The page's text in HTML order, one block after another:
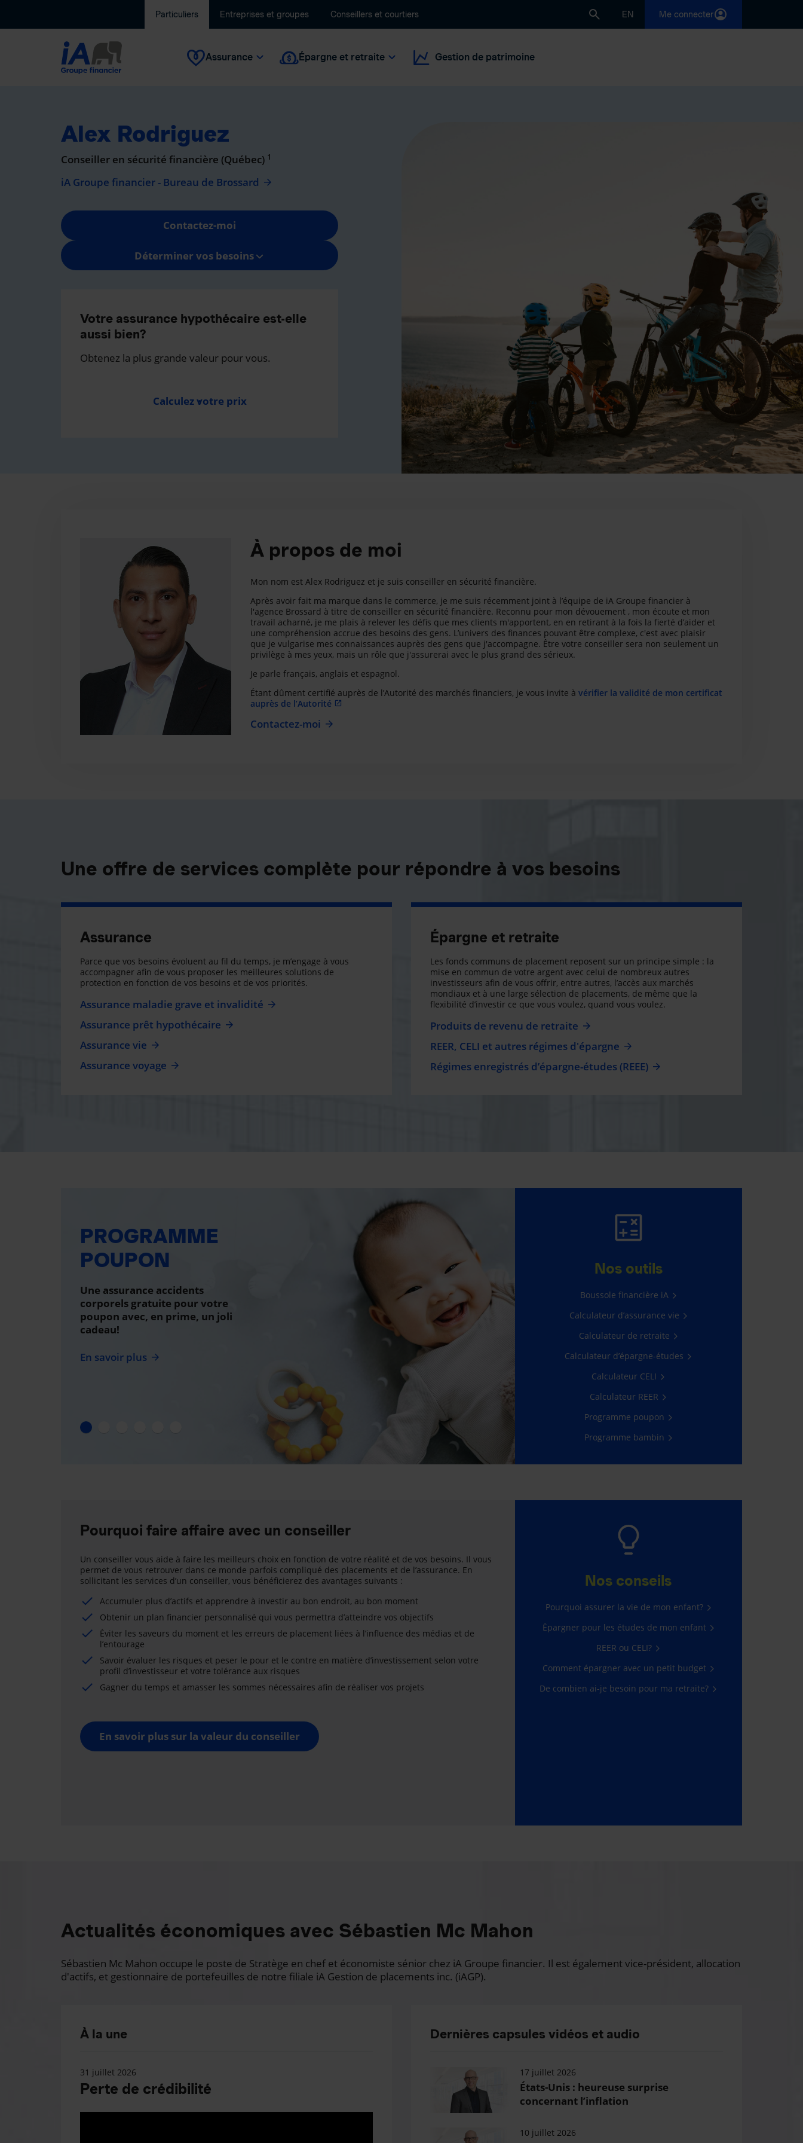
Particuliers Entreprises et groupes Conseillers et courtiers EN Me connecter
Assurance Épargne et retraite Gestion de patrimoine
Alex Rodriguez
Conseiller en sécurité financière (Québec) 1
iA Groupe financier - Bureau de Brossard
Contactez-moi
Déterminer vos besoins
Votre assurance hypothécaire est-elle
aussi bien?
Obtenez la plus grande valeur pour vous.
Calculez votre prix
À propos de moi
Mon nom est Alex Rodriguez et je suis conseiller en sécurité financière.
Après avoir fait ma marque dans le commerce, je me suis récemment joint à l’équipe de iA Groupe financier à
l'agence Brossard à titre de conseiller en sécurité financière. Reconnu pour mon dévouement , mon écoute et mon
travail acharné, je me plais à relever les défis que mes clients m'apportent, en en retirant à la fois la fierté d’aider et
une compréhension accrue des besoins des gens. L’univers des finances pouvant être complexe, c'est avec plaisir
que je vulgarise mes connaissances auprès des gens que j'accompagne. Être votre conseiller sera non seulement un
privilège à mes yeux, mais un rôle que j'assurerai avec le plus grand des sérieux.
Je parle français, anglais et espagnol.
Étant dûment certifié auprès de l’Autorité des marchés financiers, je vous invite à vérifier la validité de mon certificat
auprès de l’Autorité
Contactez-moi
Une offre de services complète pour répondre à vos besoins
Assurance
Parce que vos besoins évoluent au fil du temps, je m’engage à vous
accompagner afin de vous proposer les meilleures solutions de
protection en fonction de vos besoins et de vos priorités.
Assurance maladie grave et invalidité
Assurance prêt hypothécaire
Assurance vie
Assurance voyage
Épargne et retraite
Les fonds communs de placement reposent sur un principe simple : la
mise en commun de votre argent avec celui de nombreux autres
investisseurs afin de vous offrir, entre autres, l’accès aux marchés
mondiaux et à une large sélection de placements, de même que la
flexibilité d’investir ce que vous voulez, quand vous voulez.
Produits de revenu de retraite
REER, CELI et autres régimes d'épargne
Régimes enregistrés d’épargne-études (REEE)
PROGRAMME
POUPON
Une assurance accidents
corporels gratuite pour votre
poupon avec, en prime, un joli
cadeau!
En savoir plus
GAGNER 5 000 $,
C’EST FACILE!
Il suffit de vous connecter à
Passez à l’action
Nos outils
Boussole financière iA
Calculateur d’assurance vie
Calculateur de retraite
Calculateur d’épargne-études
Calculateur CELI
Calculateur REER
Programme poupon
Programme bambin
Pourquoi faire affaire avec un conseiller
Un conseiller vous aide à faire les meilleurs choix en fonction de votre réalité et de vos besoins. Il vous
permet de vous retrouver dans ce monde parfois compliqué des placements et de l’assurance. En
sollicitant les services d’un conseiller, vous bénéficierez des avantages suivants :
Accumuler plus d’actifs et apprendre à investir au bon endroit, au bon moment
Obtenir un plan financier personnalisé qui vous permettra d’atteindre vos objectifs
Éviter les saveurs du moment et les erreurs de placement liées à l’influence des médias et de
l’entourage
Savoir évaluer les risques et peser le pour et le contre en matière d’investissement selon votre
profil d’investisseur et votre tolérance aux risques
Gagner du temps et amasser les sommes nécessaires afin de réaliser vos projets
En savoir plus sur la valeur du conseiller
Nos conseils
Pourquoi assurer la vie de mon enfant?
Épargner pour les études de mon enfant
REER ou CELI?
Comment épargner avec un petit budget
De combien ai-je besoin pour ma retraite?
Actualités économiques avec Sébastien Mc Mahon
Sébastien Mc Mahon occupe le poste de Stratège en chef et économiste sénior chez iA Groupe financier. Il est également vice-président, allocation
d'actifs, et gestionnaire de portefeuilles de notre filiale iA Gestion de placements inc. (iAGP).
À la une
31 juillet 2026
Perte de crédibilité
Dernières capsules vidéos et audio
17 juillet 2026
États-Unis : heureuse surprise
concernant l’inflation
10 juillet 2026